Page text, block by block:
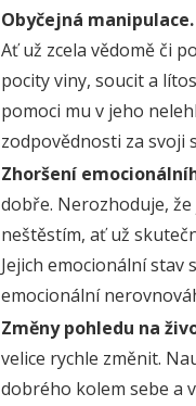
Obyčejná manipulace.
Ať už zcela vědomě či
pocity viny, soucit a
pomoci mu v jeho
zodpovědnosti za svoji
Zhoršení
dobře. Nerozhoduje,
neštěstím, ať už
Jejich emocionální stav
emocionální
Změny pohledu na
velice rychle změnit.
dobrého kolem sebe a